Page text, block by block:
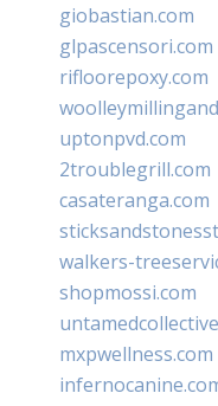
giobastian.com
glpascensori.com
rifloorepoxy.com
uptonpvd.com
2troublegrill.com
casateranga.com
walkers-
shopmossi.com
mxpwellness.com